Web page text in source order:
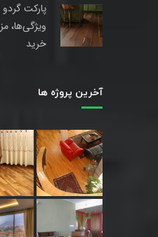
پارکت
ویژگی‌ها،
خرید
آخرین پروژه ها